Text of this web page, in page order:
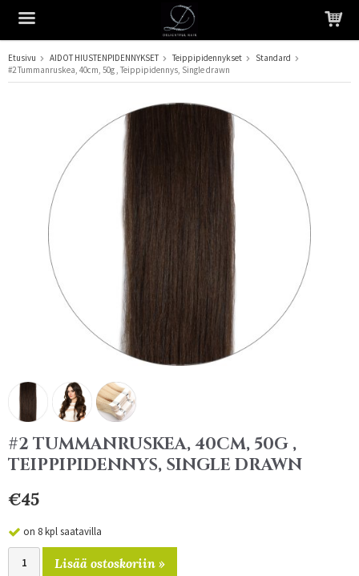
Tuote on lisätty ostoskoriin
Etusivu AIDOT HIUSTENPIDENNYKSET Teippipidennykset
Standard
#2 Tummanruskea, 40cm, 50g , Teippipidennys, Single drawn
#2 TUMMANRUSKEA, 40CM, 50G ,
TEIPPIPIDENNYS, SINGLE DRAWN
€45
on 8 kpl saatavilla
Lisää ostoskoriin »